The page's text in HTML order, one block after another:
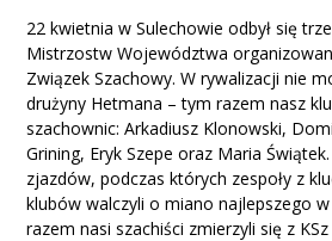
Turnieje
Liga
Merseburg
22 kwietnia w Sulechowie odbył się
Mistrzostw Województwa
Związek Szachowy. W rywalizacji nie
drużyny Hetmana – tym razem nasz
szachownic: Arkadiusz Klonowski,
Grining, Eryk Szepe oraz Maria
zjazdów, podczas których zespoły z
klubów walczyli o miano najlepszego
razem nasi szachiści zmierzyli się z